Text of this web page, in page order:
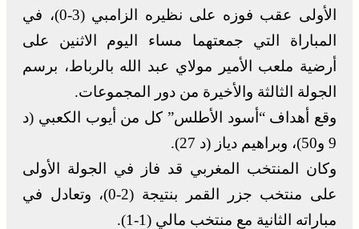
الأولى عقب فوزه على نظيره الزامبي (3-0)، في
المباراة التي جمعتهما مساء اليوم الاثنين على
أرضية ملعب الأمير مولاي عبد الله بالرباط، برسم
الجولة الثالثة والأخيرة من دور المجموعات.
وقع أهداف “أسود الأطلس” كل من أيوب الكعبي (د
9 و50)، وبراهيم دياز (د 27).
وكان المنتخب المغربي قد فاز في الجولة الأولى
على منتخب جزر القمر بنتيجة (2-0)، وتعادل في
مباراته الثانية مع منتخب مالي (1-1).